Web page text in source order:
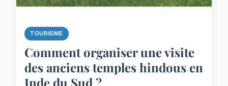
TOURISME
Comment organiser une visite
des anciens temples hindous en
Inde du Sud ?